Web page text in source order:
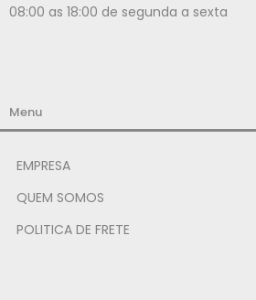
08:00 as 18:00 de segunda a sexta
Menu
EMPRESA
QUEM SOMOS
POLITICA DE FRETE